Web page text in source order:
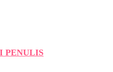
PENULIS